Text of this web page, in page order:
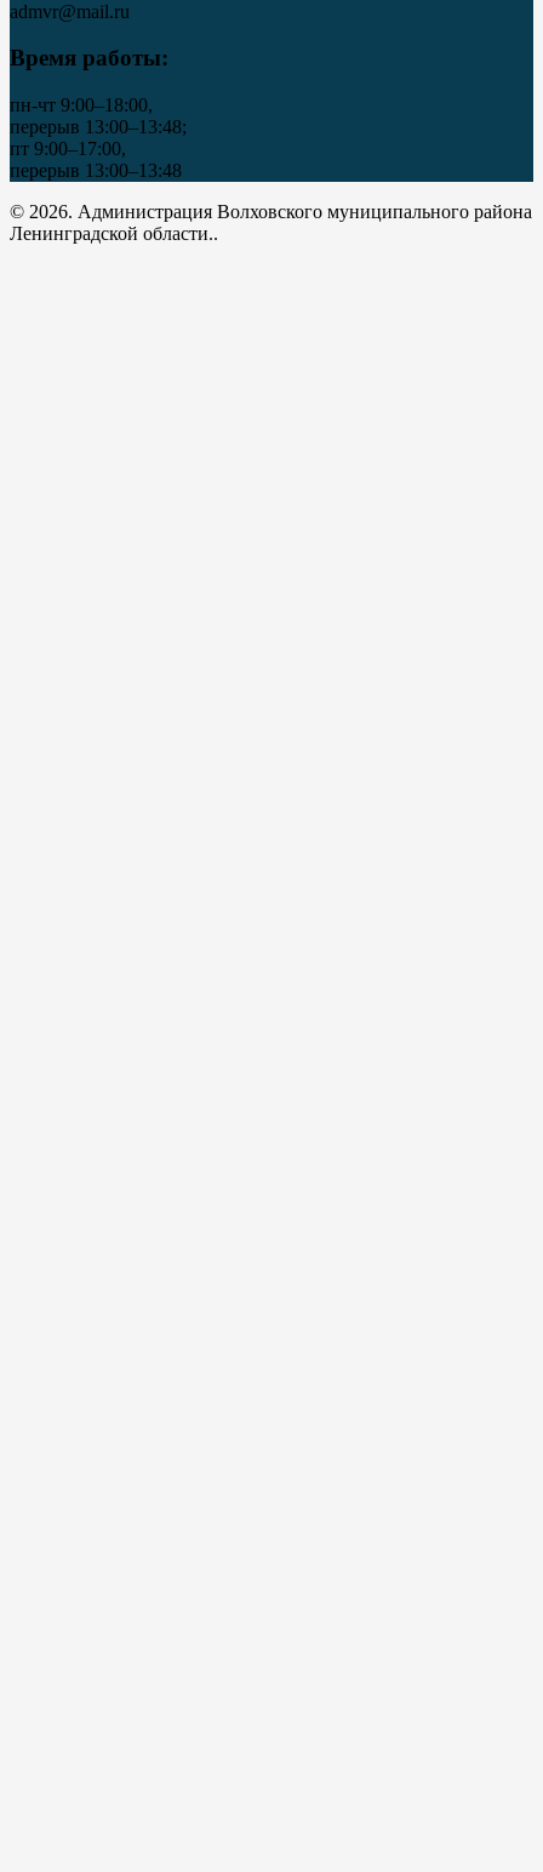
admvr@mail.ru
Время работы:
пн-чт 9:00–18:00,
перерыв 13:00–13:48;
пт 9:00–17:00,
перерыв 13:00–13:48
© 2026. Администрация Волховского муниципального района
Ленинградской области..